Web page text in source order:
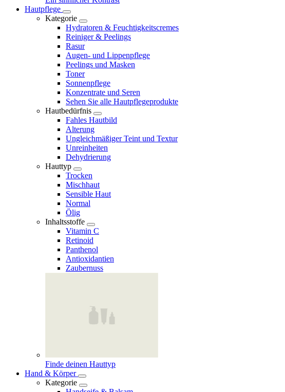
Hautpflege
Kategorie
Hydratoren & Feuchtigkeitscremes
Reiniger & Peelings
Rasur
Augen- und Lippenpflege
Peelings und Masken
Toner
Sonnenpflege
Konzentrate und Seren
Sehen Sie alle Hautpflegeprodukte
Hautbedürfnis
Fahles Hautbild
Alterung
Ungleichmäßiger Teint und Textur
Unreinheiten
Dehydrierung
Hauttyp
Trocken
Mischhaut
Sensible Haut
Normal
Ölig
Inhaltsstoffe
Vitamin C
Retinoid
Panthenol
Antioxidantien
Zaubernuss
Finde deinen Hauttyp
Hand & Körper
Kategorie